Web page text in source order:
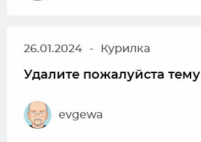
26.01.2024 - Курилка
Удалите пожалуйста тему
evgewa